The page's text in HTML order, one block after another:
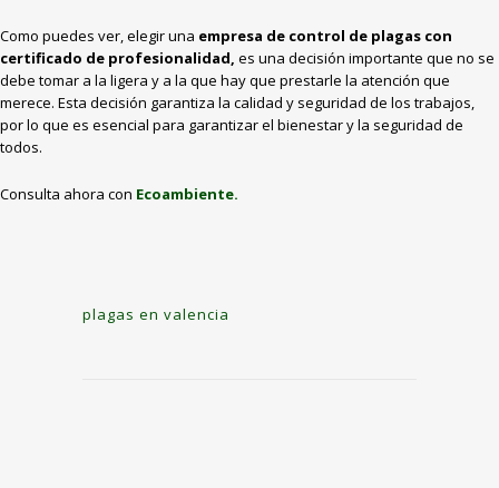
Como puedes ver, elegir una empresa de control de plagas con
certificado de profesionalidad, es una decisión importante que no se
debe tomar a la ligera y a la que hay que prestarle la atención que
merece. Esta decisión garantiza la calidad y seguridad de los trabajos,
por lo que es esencial para garantizar el bienestar y la seguridad de
todos.
Consulta ahora con Ecoambiente.
plagas en valencia